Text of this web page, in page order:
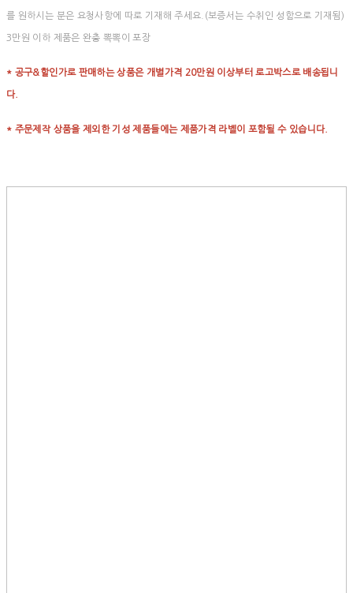
를 원하시는 분은 요청사항에 따로 기재해 주세요.(보증서는 수취인 성함으로 기재됨)
3만원 이하 제품은 완충 뽁뽁이 포장
* 공구&할인가로 판매하는 상품은 개별가격 20만원 이상부터 로고박스로 배송됩니
다.
* 주문제작 상품을 제외한 기성 제품들에는 제품가격 라벨이 포함될 수 있습니다.